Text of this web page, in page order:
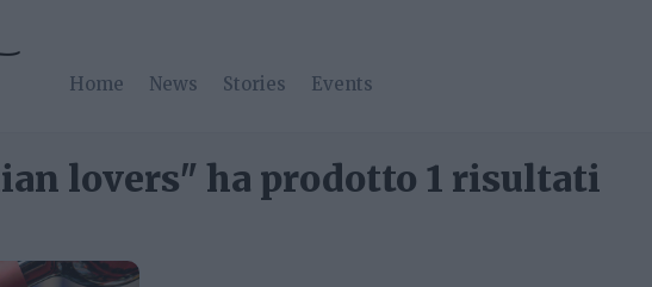
Home News Stories Events
lovers" ha prodotto 1 risultati